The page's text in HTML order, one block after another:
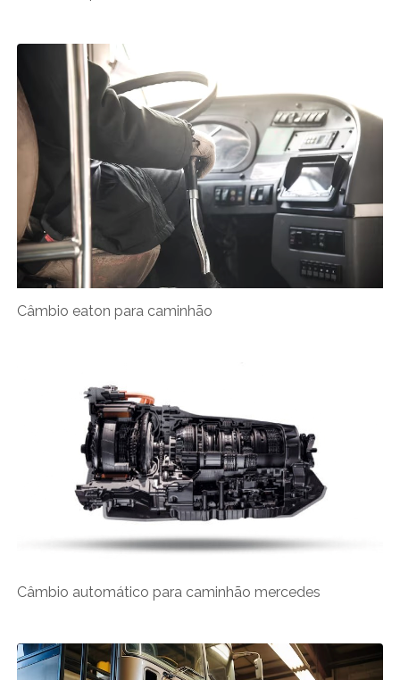
Câmbio eaton para caminhão
Câmbio automático para caminhão mercedes